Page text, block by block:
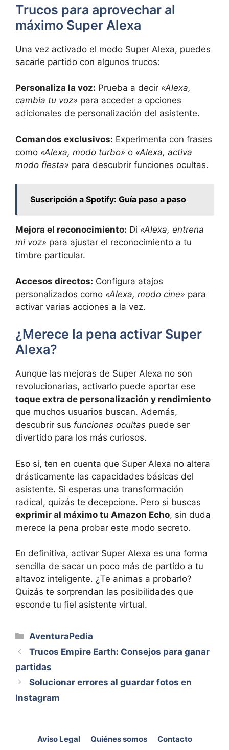
Trucos para aprovechar al
máximo Super Alexa
Una vez activado el modo Super Alexa, puedes
sacarle partido con algunos trucos:
Personaliza la voz: Prueba a decir «Alexa,
cambia tu voz» para acceder a opciones
adicionales de personalización del asistente.
Comandos exclusivos: Experimenta con frases
como «Alexa, modo turbo» o «Alexa, activa
modo fiesta» para descubrir funciones ocultas.
Suscripción a Spotify: Guía paso a paso
Mejora el reconocimiento: Di «Alexa, entrena
mi voz» para ajustar el reconocimiento a tu
timbre particular.
Accesos directos: Configura atajos
personalizados como «Alexa, modo cine» para
activar varias acciones a la vez.
¿Merece la pena activar Super
Alexa?
Aunque las mejoras de Super Alexa no son
revolucionarias, activarlo puede aportar ese
toque extra de personalización y rendimiento
que muchos usuarios buscan. Además,
descubrir sus funciones ocultas puede ser
divertido para los más curiosos.
Eso sí, ten en cuenta que Super Alexa no altera
drásticamente las capacidades básicas del
asistente. Si esperas una transformación
radical, quizás te decepcione. Pero si buscas
exprimir al máximo tu Amazon Echo, sin duda
merece la pena probar este modo secreto.
En definitiva, activar Super Alexa es una forma
sencilla de sacar un poco más de partido a tu
altavoz inteligente. ¿Te animas a probarlo?
Quizás te sorprendan las posibilidades que
esconde tu fiel asistente virtual.
Categorías
AventuraPedia
Trucos Empire Earth: Consejos para ganar
partidas
Solucionar errores al guardar fotos en
Instagram
Aviso Legal Quiénes somos Contacto